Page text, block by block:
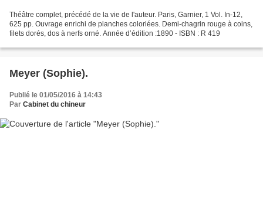
Théâtre complet, précédé de la vie de l'auteur. Paris, Garnier, 1 Vol. In-12,
625 pp. Ouvrage enrichi de planches coloriées. Demi-chagrin rouge à coins,
filets dorés, dos à nerfs orné. Année d’édition :1890 - ISBN : R 419
Meyer (Sophie).
Publié le 01/05/2016 à 14:43
Par Cabinet du chineur